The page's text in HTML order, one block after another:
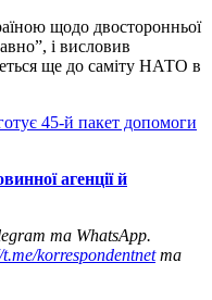
щодо двосторонньої
і висловив
ще до саміту НАТО в
45-й пакет допомоги
агенції й
та WhatsApp.
korrespondentnetта